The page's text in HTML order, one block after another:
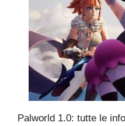
Palworld 1.0: tutte le